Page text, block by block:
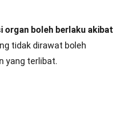
organ boleh berlaku akibat
tidak dirawat boleh
yang terlibat.